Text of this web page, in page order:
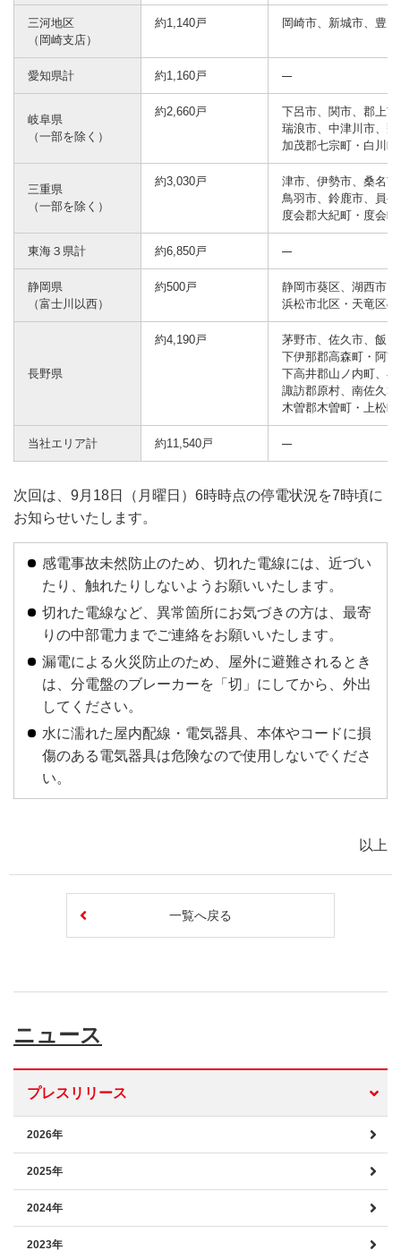
三河地区
（岡崎支店）
約1,140戸 岡崎市、新城市、豊
愛知県計 約1,160戸
岐阜県
（一部を除く）
約2,660戸
下呂市、関市、郡上
瑞浪市、中津川市、
加茂郡七宗町・白川
三重県
（一部を除く）
約3,030戸
津市、伊勢市、桑名
鳥羽市、鈴鹿市、員
度会郡大紀町・度会
東海３県計 約6,850戸
静岡県
（富士川以西）
約500戸
静岡市葵区、湖西市
浜松市北区・天竜区の
長野県
約4,190戸
茅野市、佐久市、飯田
下伊那郡高森町・阿
下高井郡山ノ内町、
諏訪郡原村、南佐久
木曽郡木曽町・上松
当社エリア計 約11,540戸
次回は、9月18日（月曜日）6時時点の停電状況を7時頃に
お知らせいたします。
感電事故未然防止のため、切れた電線には、近づい
たり、触れたりしないようお願いいたします。
切れた電線など、異常箇所にお気づきの方は、最寄
りの中部電力までご連絡をお願いいたします。
漏電による火災防止のため、屋外に避難されるとき
は、分電盤のブレーカーを「切」にしてから、外出
してください。
水に濡れた屋内配線・電気器具、本体やコードに損
傷のある電気器具は危険なので使用しないでくださ
い。
以上
一覧へ戻る
ニュース
プレスリリース
2026年
2025年
2024年
2023年